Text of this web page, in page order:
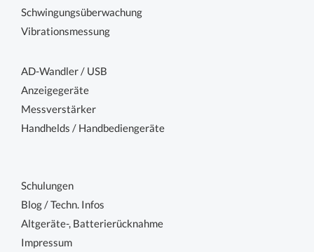
Schwingungsüberwachung
Vibrationsmessung
AD-Wandler / USB
Anzeigegeräte
Messverstärker
Handhelds / Handbediengeräte
Schulungen
Blog / Techn. Infos
Altgeräte-, Batterierücknahme
Impressum